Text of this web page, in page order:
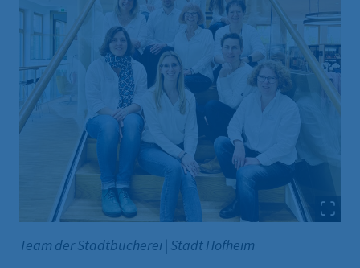
Team der Stadtbücherei Stadt Hofheim